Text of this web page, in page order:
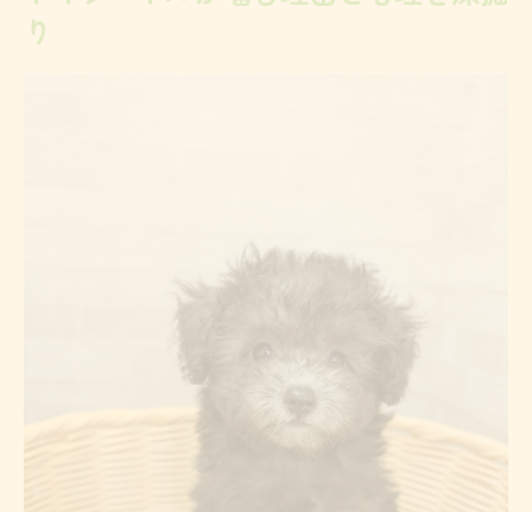
唸るトイプードルのストレス原因を知る
凶暴化を防ぐトイプードルの信頼構築法
トイプードルの凶暴化を防ぐ信頼関係の築
噛み癖防止にはトイプードルとの安心環境
り